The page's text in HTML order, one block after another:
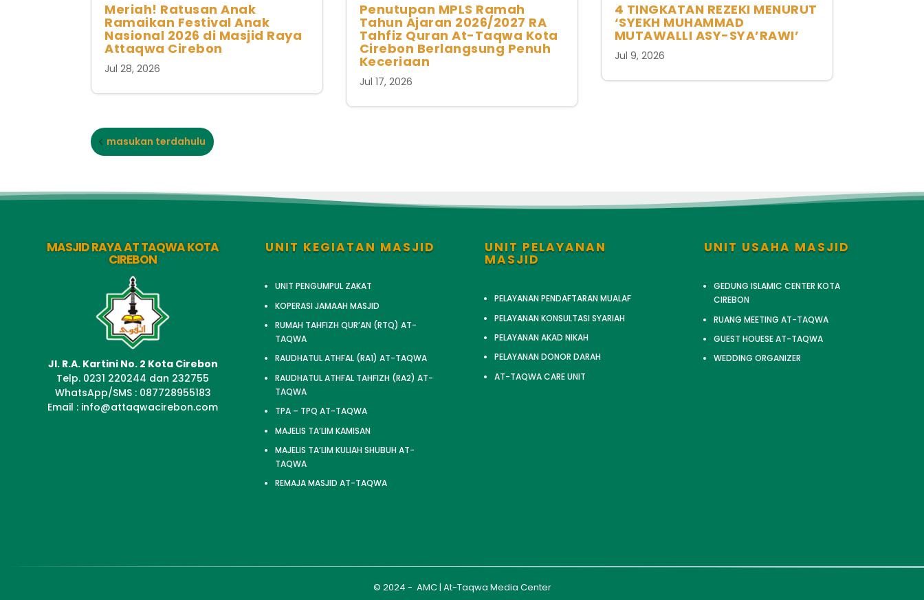
Meriah! Ratusan Anak
Ramaikan Festival Anak
Nasional 2026 di Masjid Raya
Attaqwa Cirebon
Jul 28, 2026
Penutupan MPLS Ramah
Tahun Ajaran 2026/2027 RA
Tahfiz Quran At-Taqwa Kota
Cirebon Berlangsung Penuh
Keceriaan
Jul 17, 2026
4 TINGKATAN REZEKI MENURUT
‘SYEKH MUHAMMAD
MUTAWALLI ASY-SYA’RAWI’
Jul 9, 2026
masukan terdahulu
MASJID RAYA AT TAQWA KOTA
CIREBON
Jl. R.A. Kartini No. 2 Kota Cirebon
Telp. 0231 220244 dan 232755
WhatsApp/SMS : 087728955183
Email : info@attaqwacirebon.com
UNIT KEGIATAN MASJID
UNIT PENGUMPUL ZAKAT
KOPERASI JAMAAH MASJID
RUMAH TAHFIZH QUR’AN (RTQ) AT-
TAQWA
RAUDHATUL ATHFAL (RA1) AT-TAQWA
RAUDHATUL ATHFAL TAHFIZH (RA2) AT-
TAQWA
TPA – TPQ AT-TAQWA
MAJELIS TA’LIM KAMISAN
MAJELIS TA’LIM KULIAH SHUBUH AT-
TAQWA
REMAJA MASJID AT-TAQWA
UNIT PELAYANAN
MASJID
PELAYANAN PENDAFTARAN MUALAF
PELAYANAN KONSULTASI SYARIAH
PELAYANAN AKAD NIKAH
PELAYANAN DONOR DARAH
AT-TAQWA CARE UNIT
UNIT USAHA MASJID
GEDUNG ISLAMIC CENTER KOTA
CIREBON
RUANG MEETING AT-TAQWA
GUEST HOUESE AT-TAQWA
WEDDING ORGANIZER
© 2024 - AMC | At-Taqwa Media Center